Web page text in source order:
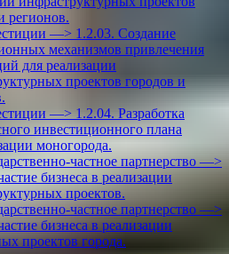
регионов.
—> 1.2.03. Создание
механизмов привлечения
для реализации
проектов городов и
—> 1.2.04. Разработка
инвестиционного плана
моногорода.
частное партнерство —>
бизнеса в реализации
проектов.
частное партнерство —>
бизнеса в реализации
проектов города.